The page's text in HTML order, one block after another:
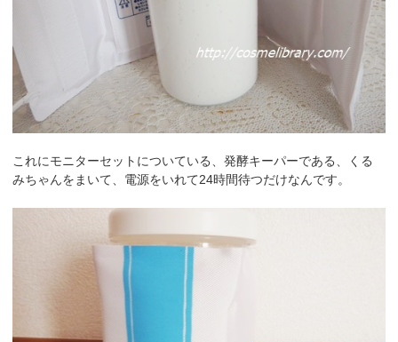
これにモニターセットについている、発酵キーパーである、くる
みちゃんをまいて、電源をいれて24時間待つだけなんです。